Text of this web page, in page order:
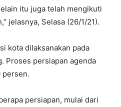
itu juga telah mengikuti
jelasnya, Selasa (26/1/21).
kota dilaksanakan pada
Proses persiapan agenda
persen.
persiapan, mulai dari